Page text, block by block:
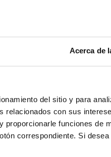
Acerca de
del sitio y para
relacionados con sus
proporcionarle funciones de
correspondiente. Si